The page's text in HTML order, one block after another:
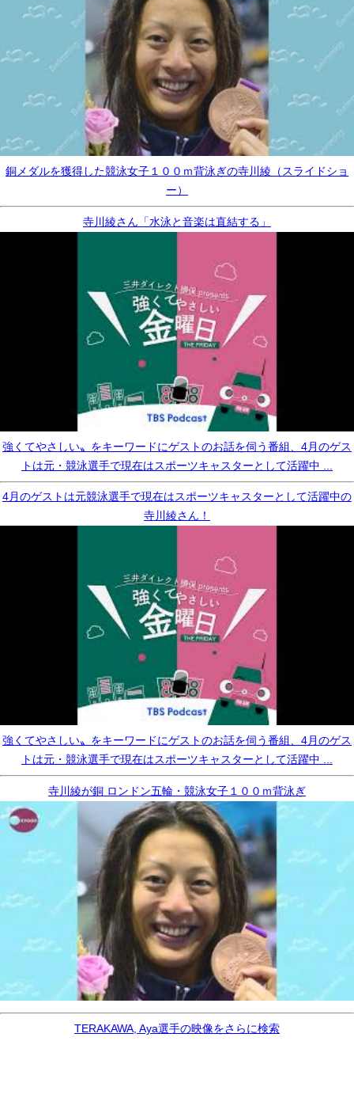
銅メダルを獲得した競泳女子１００ｍ背泳ぎの寺川綾（スライドショ
ー）
寺川綾さん「水泳と音楽は直結する」
強くてやさしい〟をキーワードにゲストのお話を伺う番組、4月のゲス
トは元・競泳選手で現在はスポーツキャスターとして活躍中 ...
4月のゲストは元競泳選手で現在はスポーツキャスターとして活躍中の
寺川綾さん！
強くてやさしい〟をキーワードにゲストのお話を伺う番組、4月のゲス
トは元・競泳選手で現在はスポーツキャスターとして活躍中 ...
寺川綾が銅 ロンドン五輪・競泳女子１００ｍ背泳ぎ
TERAKAWA, Aya選手の映像をさらに検索